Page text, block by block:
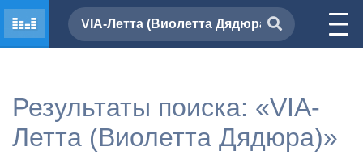
Результаты поиска: «VIA-
Летта (Виолетта Дядюра)»